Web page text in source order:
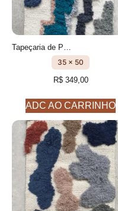
35 x 50
R$349,00
ADC AO CARRINHO